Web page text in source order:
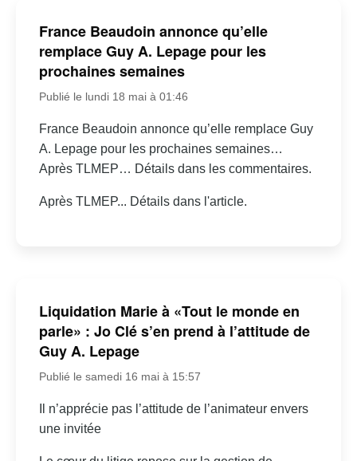
France Beaudoin annonce qu’elle
remplace Guy A. Lepage pour les
prochaines semaines
Publié le lundi 18 mai à 01:46
France Beaudoin annonce qu’elle remplace Guy
A. Lepage pour les prochaines semaines…
Après TLMEP… Détails dans les commentaires.
Après TLMEP... Détails dans l'article.
Liquidation Marie à «Tout le monde en
parle» : Jo Clé s’en prend à l’attitude de
Guy A. Lepage
Publié le samedi 16 mai à 15:57
Il n’apprécie pas l’attitude de l’animateur envers
une invitée